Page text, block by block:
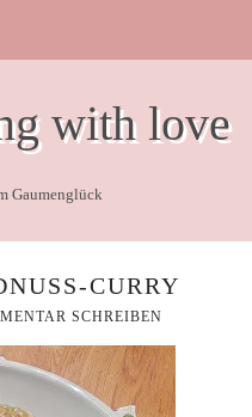
with love
Gaumenglück
CURRY
SCHREIBEN